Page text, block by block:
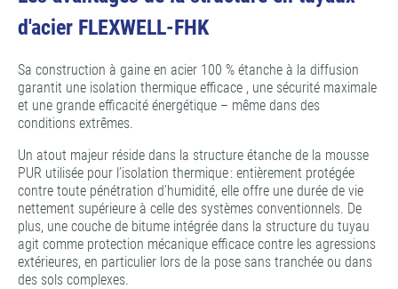
d'acier FLEXWELL-FHK
Sa construction à gaine en acier 100 % étanche à la diffusion
garantit une isolation thermique efficace , une sécurité maximale
et une grande efficacité énergétique – même dans des
conditions extrêmes.
Un atout majeur réside dans la structure étanche de la mousse
PUR utilisée pour l’isolation thermique : entièrement protégée
contre toute pénétration d’humidité, elle offre une durée de vie
nettement supérieure à celle des systèmes conventionnels. De
plus, une couche de bitume intégrée dans la structure du tuyau
agit comme protection mécanique efficace contre les agressions
extérieures, en particulier lors de la pose sans tranchée ou dans
des sols complexes.